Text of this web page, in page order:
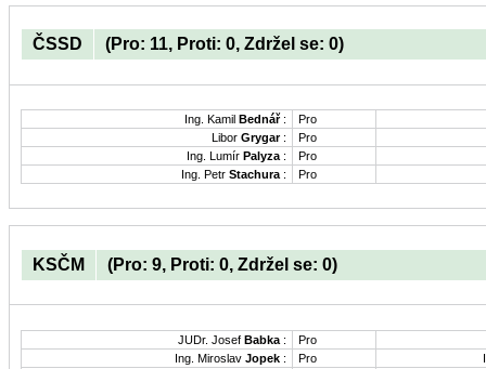
ČSSD (Pro: 11, Proti: 0, Zdržel se: 0)
Ing. Kamil Bednář:
Pro
Libor Grygar:
Pro
Ing. Lumír Palyza:
Pro
Ing. Petr Stachura: Pro
KSČM (Pro: 9, Proti: 0, Zdržel se: 0)
JUDr. Josef Babka :
Pro
Ing. Miroslav Jopek : Pro